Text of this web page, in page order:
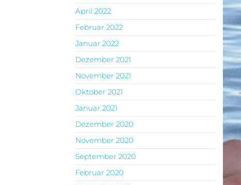
April 2022
Februar 2022
Januar 2022
Dezember 2021
November 2021
Oktober 2021
Januar 2021
Dezember 2020
November 2020
September 2020
Februar 2020